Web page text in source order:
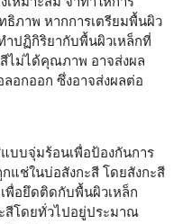
ธิภาพ หากการเตรียมพื้นผิว
ำปฏิกิริยากับพื้นผิวเหล็กที่
ไม่ได้คุณภาพ อาจส่งผล
อกออก ซึ่งอาจส่งผลต่อ
บบจุ่มร้อนเพื่อป้องกันการ
แช่ในบ่อสังกะสี โดยสังกะสี
พื่อยึดติดกับพื้นผิวเหล็ก
สีโดยทั่วไปอยู่ประมาณ